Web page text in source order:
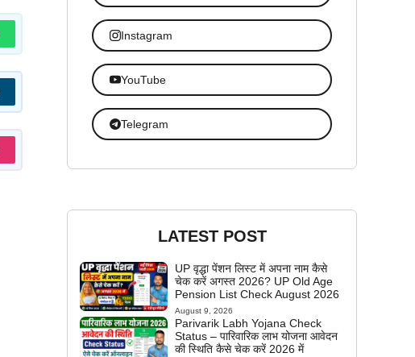
Instagram
YouTube
Telegram
LATEST POST
UP वृद्धा पेंशन लिस्ट में अपना नाम कैसे
चेक करें अगस्त 2026? UP Old Age
Pension List Check August 2026
August 9, 2026
Parivarik Labh Yojana Check
Status – पारिवारिक लाभ योजना आवेदन
की स्थिति कैसे चेक करें 2026 में